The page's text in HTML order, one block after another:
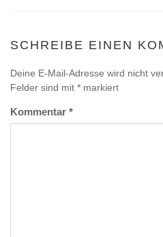
SCHREIBE EINEN
Deine E-Mail-Adresse wird nicht
Felder sind mit * markiert
Kommentar *